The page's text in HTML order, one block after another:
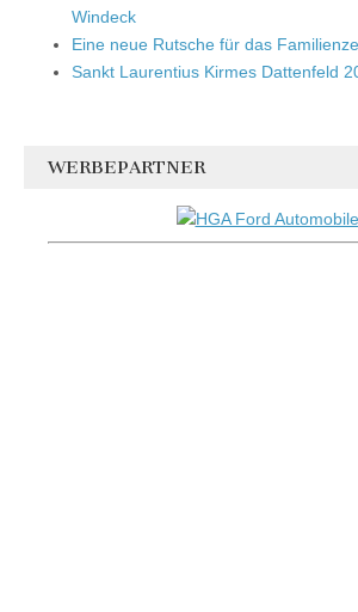
Windeck
Eine neue Rutsche für das
Sankt Laurentius Kirmes Dattenfeld
WERBEPARTNER